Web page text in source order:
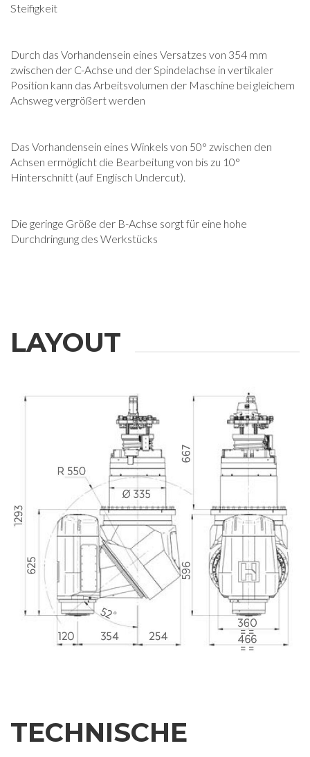
WEITERE
INFORMATIONEN
Vorname
Nachname
Telefonnummer
Steifigkeit
Durch das Vorhandensein eines Versatzes von 354 mm
zwischen der C-Achse und der Spindelachse in vertikaler
Position kann das Arbeitsvolumen der Maschine bei gleichem
Achsweg vergrößert werden
Das Vorhandensein eines Winkels von 50° zwischen den
Achsen ermöglicht die Bearbeitung von bis zu 10°
Hinterschnitt (auf Englisch Undercut).
Die geringe Größe der B-Achse sorgt für eine hohe
Durchdringung des Werkstücks
LAYOUT
TECHNISCHE